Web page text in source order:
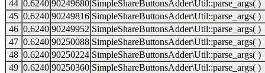
44 0.6240 90249680 SimpleShareButtonsAdder\Util::parse_args( )
45 0.6240 90249816 SimpleShareButtonsAdder\Util::parse_args( )
46 0.6240 90249952 SimpleShareButtonsAdder\Util::parse_args( )
47 0.6240 90250088 SimpleShareButtonsAdder\Util::parse_args( )
48 0.6240 90250224 SimpleShareButtonsAdder\Util::parse_args( )
49 0.6240 90250360 SimpleShareButtonsAdder\Util::parse_args( )